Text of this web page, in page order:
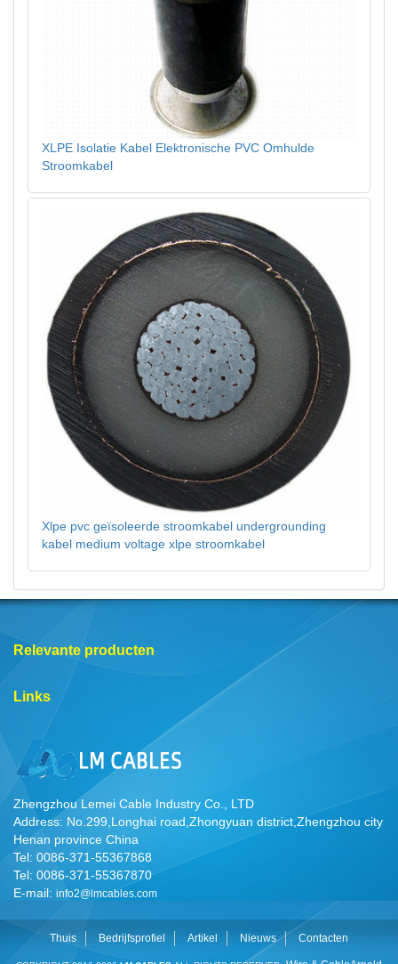
XLPE Isolatie Kabel Elektronische PVC Omhulde
Stroomkabel
Xlpe pvc geïsoleerde stroomkabel undergrounding
kabel medium voltage xlpe stroomkabel
Relevante producten
Links
Zhengzhou Lemei Cable Industry Co., LTD
Address: No.299,Longhai road,Zhongyuan district,Zhengzhou city
Henan province China
Tel: 0086-371-55367868
Tel: 0086-371-55367870
E-mail: info2@lmcables.com
Thuis Bedrijfsprofiel Artikel Nieuws Contacten